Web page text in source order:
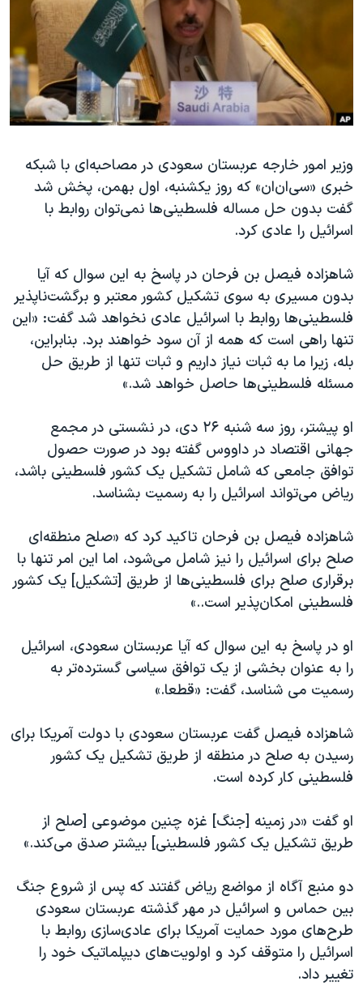
حقوق شهروندی
اقتصادی
علم و فناوری
گالری عکس
آرشیو پخش زنده
انتخابات ریاست جمهوری آمریکا ۲۰۲۴
حمله جمهوری اسلامی به اسرائیل
رمز مهسا
اعتراضات زن، زندگی، آزادی
مجموعه مستندهای دادخواهی
تریبونال مردمی آبان ۹۸
چهل سال گروگان‌گیری
قانون شفافیت دارائی کادر رهبری ایران
اعتراضات مردمی آبان ۹۸
اسرائیل در جنگ
نرگس محمدی برنده جایزه نوبل صلح
همایش محافظه‌کاران آمریکا «سی‌پک»
صفحه‌های ویژه
سفر پرزیدنت ترامپ به چین
زبانهای مختلف
وزیر امور خارجه عربستان سعودی در مصاحبه‌ای با شبکه
خبری «سی‌ان‌ان» که روز یکشنبه، اول بهمن، پخش شد
گفت بدون حل مساله فلسطینی‌ها نمی‌توان روابط با
اسرائیل را عادی کرد.
شاهزاده فیصل بن فرحان در پاسخ به این سوال که آیا
بدون مسیری به سوی تشکیل کشور معتبر و برگشت‌ناپذیر
فلسطینی‌ها روابط با اسرائیل عادی نخواهد شد گفت: «این
تنها راهی است که همه از آن سود خواهند برد. بنابراین،
بله، زیرا ما به ثبات نیاز داریم و ثبات تنها از طریق حل
مسئله فلسطینی‌ها حاصل خواهد شد.»
او پیشتر، روز سه شنبه ۲۶ دی، در نشستی در مجمع
جهانی اقتصاد در داووس گفته بود در صورت حصول
توافق جامعی که شامل تشکیل یک کشور فلسطینی باشد،
ریاض می‌تواند اسرائیل را به رسمیت بشناسد.
شاهزاده فیصل بن فرحان تاکید کرد که «صلح منطقه‌ای
صلح برای اسرائیل را نیز شامل می‌شود، اما این امر تنها با
برقراری صلح برای فلسطینی‌ها از طریق [تشکیل] یک کشور
فلسطینی امکان‌پذیر است..»
او در پاسخ به این سوال که آیا عربستان سعودی، اسرائیل
را به عنوان بخشی از یک توافق سیاسی گسترده‌تر به
رسمیت می شناسد، گفت: «قطعا.»
شاهزاده فیصل گفت عربستان سعودی با دولت آمریکا برای
رسیدن به صلح در منطقه از طریق تشکیل یک کشور
فلسطینی کار کرده‌ است.
او گفت «در زمینه [جنگ] غزه چنین موضوعی [صلح از
طریق تشکیل یک کشور فلسطینی] بیشتر صدق می‌کند.»
دو منبع آگاه از مواضع ریاض گفتند که پس از شروع جنگ
بین حماس و اسرائيل در مهر گذشته عربستان سعودی
طرح‌های مورد حمایت آمریکا برای عادی‌سازی روابط با
اسرائیل را متوقف کرد و اولویت‌های دیپلماتیک خود را
تغییر داد.